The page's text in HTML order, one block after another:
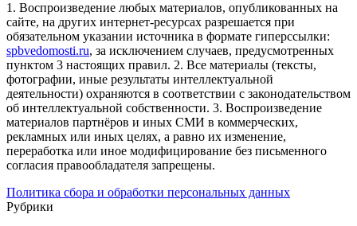
1. Воспроизведение любых материалов, опубликованных на
сайте, на других интернет-ресурсах разрешается при
обязательном указании источника в формате гиперссылки:
spbvedomosti.ru, за исключением случаев, предусмотренных
пунктом 3 настоящих правил. 2. Все материалы (тексты,
фотографии, иные результаты интеллектуальной
деятельности) охраняются в соответствии с законодательством
об интеллектуальной собственности. 3. Воспроизведение
материалов партнёров и иных СМИ в коммерческих,
рекламных или иных целях, а равно их изменение,
переработка или иное модифицирование без письменного
согласия правообладателя запрещены.
Политика сбора и обработки персональных данных
Рубрики